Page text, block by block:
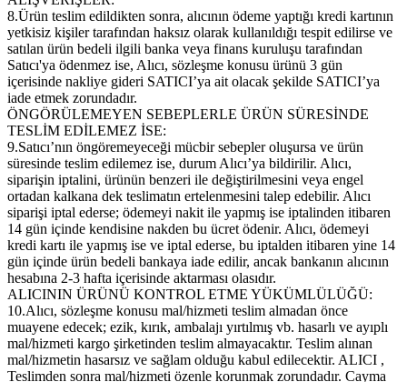
8.Ürün teslim edildikten sonra, alıcının ödeme yaptığı kredi kartının
yetkisiz kişiler tarafından haksız olarak kullanıldığı tespit edilirse ve
satılan ürün bedeli ilgili banka veya finans kuruluşu tarafından
Satıcı'ya ödenmez ise, Alıcı, sözleşme konusu ürünü 3 gün
içerisinde nakliye gideri SATICI’ya ait olacak şekilde SATICI’ya
iade etmek zorundadır.
ÖNGÖRÜLEMEYEN SEBEPLERLE ÜRÜN SÜRESİNDE
TESLİM EDİLEMEZ İSE:
9.Satıcı’nın öngöremeyeceği mücbir sebepler oluşursa ve ürün
süresinde teslim edilemez ise, durum Alıcı’ya bildirilir. Alıcı,
siparişin iptalini, ürünün benzeri ile değiştirilmesini veya engel
ortadan kalkana dek teslimatın ertelenmesini talep edebilir. Alıcı
siparişi iptal ederse; ödemeyi nakit ile yapmış ise iptalinden itibaren
14 gün içinde kendisine nakden bu ücret ödenir. Alıcı, ödemeyi
kredi kartı ile yapmış ise ve iptal ederse, bu iptalden itibaren yine 14
gün içinde ürün bedeli bankaya iade edilir, ancak bankanın alıcının
hesabına 2-3 hafta içerisinde aktarması olasıdır.
ALICININ ÜRÜNÜ KONTROL ETME YÜKÜMLÜLÜĞÜ:
10.Alıcı, sözleşme konusu mal/hizmeti teslim almadan önce
muayene edecek; ezik, kırık, ambalajı yırtılmış vb. hasarlı ve ayıplı
mal/hizmeti kargo şirketinden teslim almayacaktır. Teslim alınan
mal/hizmetin hasarsız ve sağlam olduğu kabul edilecektir. ALICI ,
Teslimden sonra mal/hizmeti özenle korunmak zorundadır. Cayma